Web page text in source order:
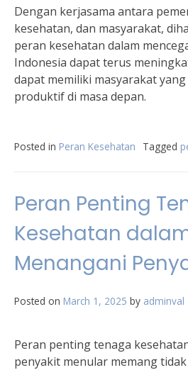
Dengan kerjasama antara
kesehatan, dan masyarakat,
peran kesehatan dalam
Indonesia dapat terus
dapat memiliki masyarakat
produktif di masa depan.
Posted in Peran Kesehatan Tagged
Peran Penting
Kesehatan
Menangani
Posted on March 1, 2025 by adminval
Peran penting tenaga
penyakit menular memang